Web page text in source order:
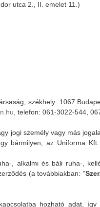
utca 2., II. emelet 11.)
székhely: 1067
, telefon: 061-3022-544,
jogi személy vagy más
bármilyen, az Uniforma
, alkalmi és báli ruha-,
(a továbbiakban: ”
hozható adat,